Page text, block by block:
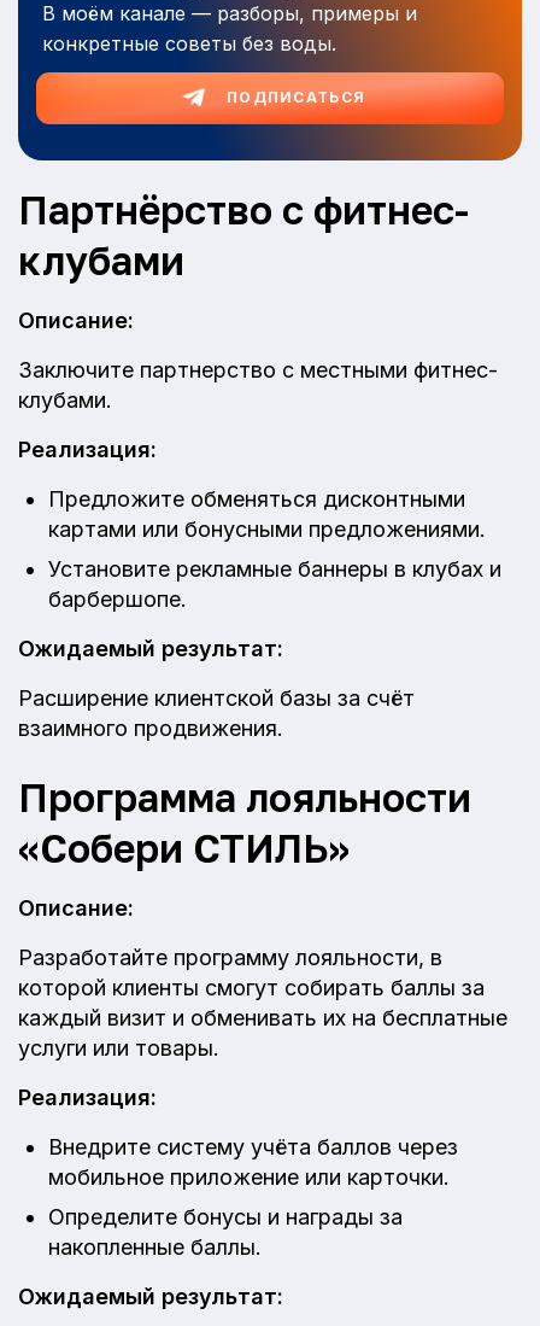
В моём канале — разборы, примеры и
конкретные советы без воды.
ПОДПИСАТЬСЯ
Партнёрство с фитнес-
клубами
Описание:
Заключите партнерство с местными фитнес-
клубами.
Реализация:
Предложите обменяться дисконтными
картами или бонусными предложениями.
Установите рекламные баннеры в клубах и
барбершопе.
Ожидаемый результат:
Расширение клиентской базы за счёт
взаимного продвижения.
Программа лояльности
«Собери СТИЛЬ»
Описание:
Разработайте программу лояльности, в
которой клиенты смогут собирать баллы за
каждый визит и обменивать их на бесплатные
услуги или товары.
Реализация:
Внедрите систему учёта баллов через
мобильное приложение или карточки.
Определите бонусы и награды за
накопленные баллы.
Ожидаемый результат: